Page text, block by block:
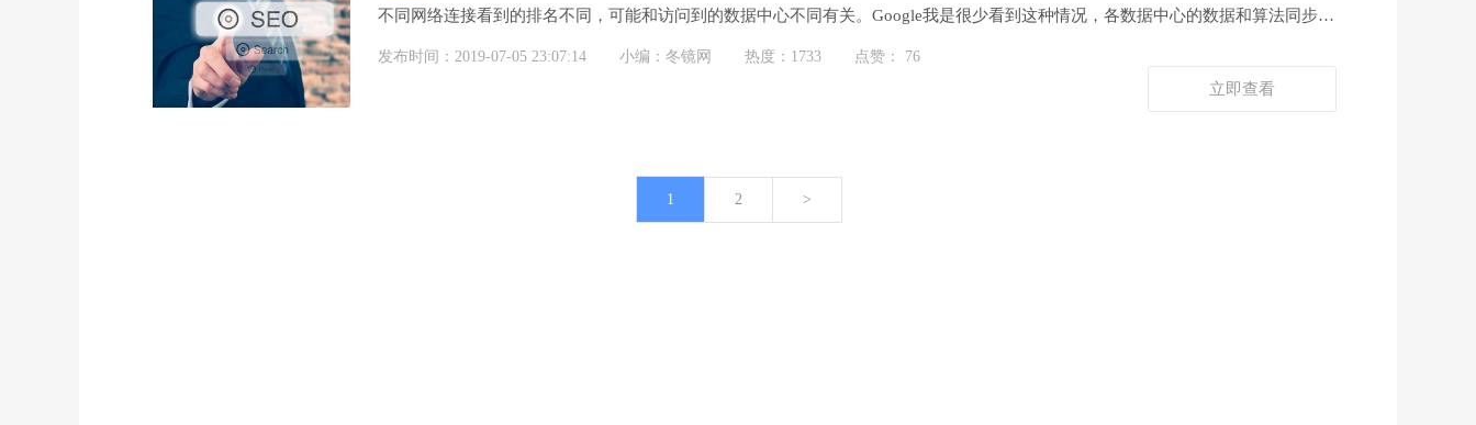
不同网络连接看到的排名不同，可能和访问到的数据中心不同有关。Google我是很少看到这种情况，各数据中心的数据和算法同步是
很好的。百度，我也是感觉有多个索引库，多个数据中心，之间的同步是有问题的。
发布时间：2019-07-05 23:07:14 小编：冬镜网 热度：1733 点赞： 76
立即查看
1 2 >